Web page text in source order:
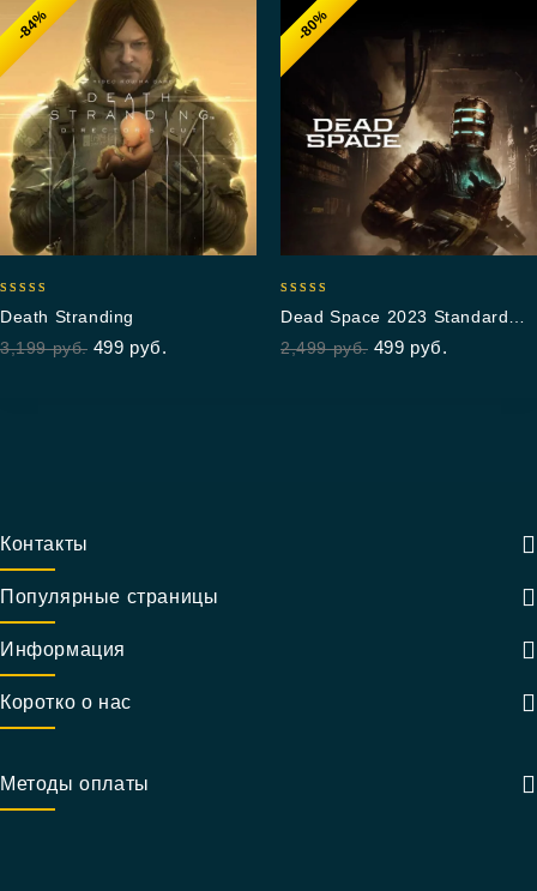
-84%
out of 5
Death Stranding
3,199руб. 499 руб.
-80%
out of 5
Dead Space 2023 Standard
Edition
2,499руб. 499 руб.
Контакты
Популярные страницы
Информация
Коротко о нас
Методы оплаты